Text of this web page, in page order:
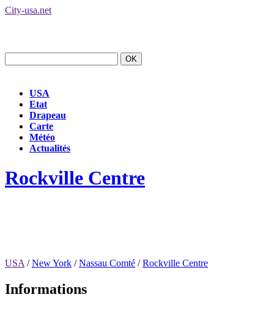
City-usa.net
USA
Etat
Drapeau
Carte
Météo
Actualités
Rockville Centre
USA /New York /Nassau Comté /Rockville Centre
Informations